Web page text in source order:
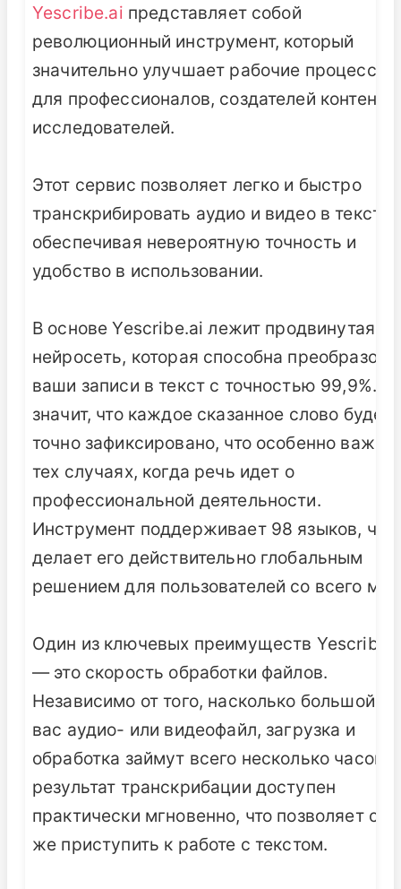
Yescribe.ai представляет собой
революционный инструмент, который
значительно улучшает рабочие процессы
для профессионалов, создателей контента
исследователей.
Этот сервис позволяет легко и быстро
транскрибировать аудио и видео в текст,
обеспечивая невероятную точность и
удобство в использовании.
В основе Yescribe.ai лежит продвинутая
нейросеть, которая способна
ваши записи в текст с точностью 99,9%.
значит, что каждое сказанное слово будет
точно зафиксировано, что особенно важно
тех случаях, когда речь идет о
профессиональной деятельности.
Инструмент поддерживает 98 языков, что
делает его действительно глобальным
решением для пользователей со всего
Один из ключевых преимуществ
— это скорость обработки файлов.
Независимо от того, насколько большой у
вас аудио- или видеофайл, загрузка и
обработка займут всего несколько часов.
результат транскрибации доступен
практически мгновенно, что позволяет
же приступить к работе с текстом.